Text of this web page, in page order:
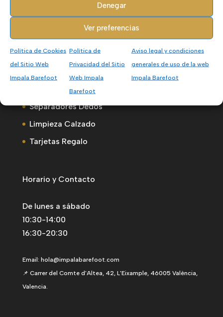
Denegar
Ver preferencias
Política de Cookies
del Sitio Web
Impala Barefoot
Política de
Privacidad del Sitio
Web Impala
Barefoot
Aviso legal y condiciones
generales de uso de la web
Impala Barefoot
Accesorios
Calcetines
Separadores Dedos
Limpieza Calzado
Tarjetas Regalo
Horario y Contacto
De lunes a sábado
10:30-14:00
16:30-20:30
Email: hola@impalabarefoot.com
📌 Carrer del Comte d'Altea, 42, L'Eixample, 46005 València,
Valencia.